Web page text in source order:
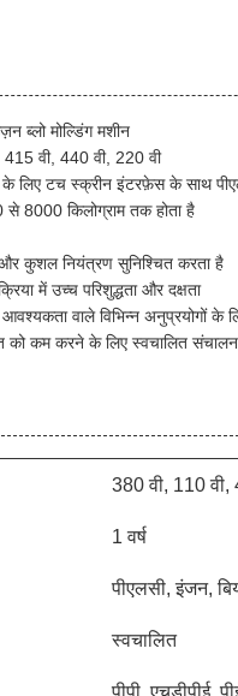
ब्लो मोल्डिंग मशीन
वी, 440 वी, 220 वी
लिए टच स्क्रीन इंटरफ़ेस के साथ
8000 किलोग्राम तक होता है
और कुशल नियंत्रण सुनिश्चित करता है
में उच्च परिशुद्धता और दक्षता
वाले विभिन्न अनुप्रयोगों के
को कम करने के लिए स्वचालित संचालन
380 वी, 110 वी,
1 वर्ष
पीएलसी, इंजन,
स्वचालित